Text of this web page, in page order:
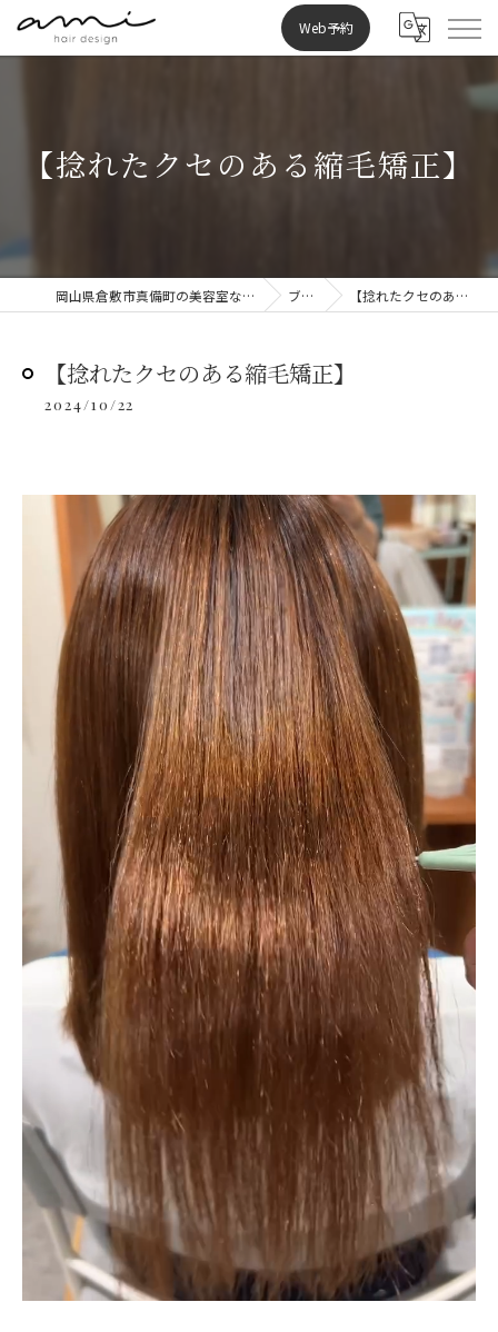
Web予約
【捻れたクセのある縮毛矯正】
岡山県倉敷市真備町の美容室ならami hair design ブログ 【捻れたクセのある縮毛矯正】
【捻れたクセのある縮毛矯正】
2024/10/22